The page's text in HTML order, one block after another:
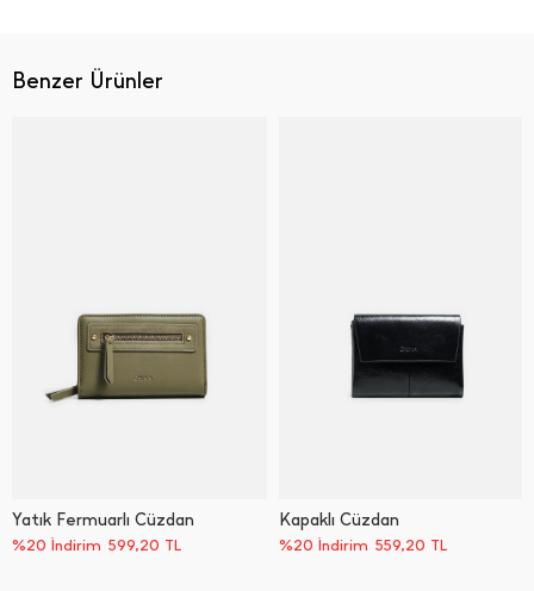
Benzer Ürünler
Yatık Fermuarlı Cüzdan
%20 İndirim 599,20 TL
Kapaklı Cüzdan
%20 İndirim 559,20 TL